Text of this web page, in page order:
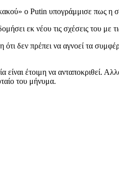
κακού» ο Putin υπογράμμισε πως
εκ νέου τις σχέσεις του
δεν πρέπει να αγνοεί τα
έτοιμη να ανταποκριθεί.
του μήνυμα.